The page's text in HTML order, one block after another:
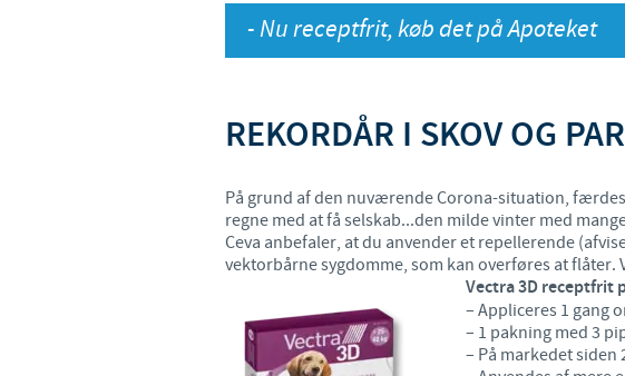
China
- Nu receptfrit, køb det på Apoteket
REKORDÅR I SKOV OG
På grund af den nuværende Corona-situation,
regne med at få selskab...den milde vinter med
Ceva anbefaler, at du anvender et repellerende
vektorbårne sygdomme, som kan overføres at flåter.
Vectra 3D receptfrit
– Appliceres 1 gang
– 1 pakning med 3
– På markedet siden